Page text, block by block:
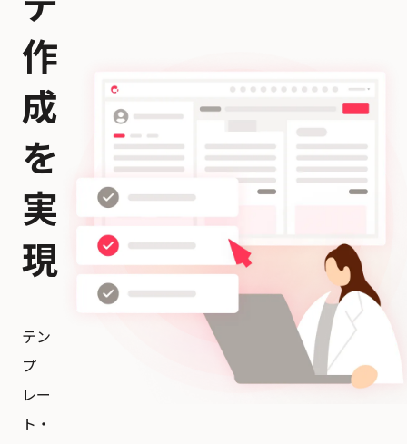
作
成
を
実
現
テン
プ
レー
ト・